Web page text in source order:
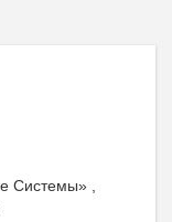
Системы» ,